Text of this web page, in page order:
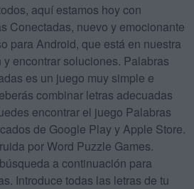
aquí estamos hoy con
Conectadas, nuevo y emocionante
para Android, que está en nuestra
y encontrar soluciones. Palabras
es un juego muy simple e
combinar letras adecuadas
encontrar el juego Palabras
de Google Play y Apple Store.
por Word Puzzle Games.
a continuación para
Introduce todas las letras de tu